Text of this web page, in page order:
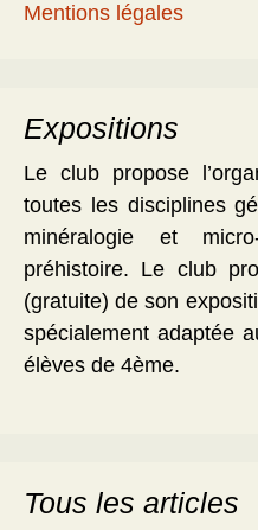
Mentions légales
Expositions
Le club propose
toutes les disciplines
minéralogie et
préhistoire. Le club
(gratuite) de son
spécialement adaptée
élèves de 4ème.
Tous les articles